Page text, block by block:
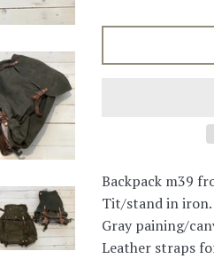
Backpack m39
Tit/stand in iron.
Gray paining/
Leather straps